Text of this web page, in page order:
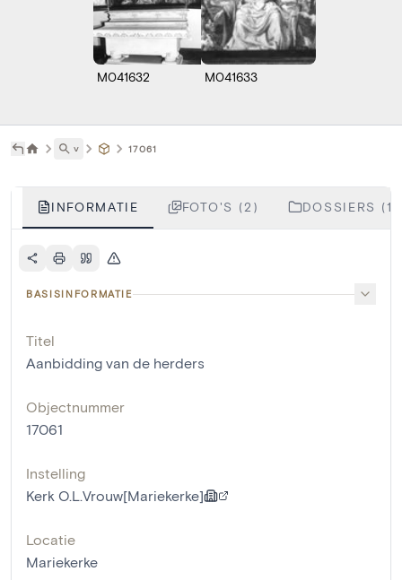
M041632 M041633
˅ 17061
INFORMATIE FOTO'S (2) DOSSIERS (1)
BASISINFORMATIE
Titel
Aanbidding van de herders
Objectnummer
17061
Instelling
Kerk O.L.Vrouw[Mariekerke]
Locatie
Mariekerke